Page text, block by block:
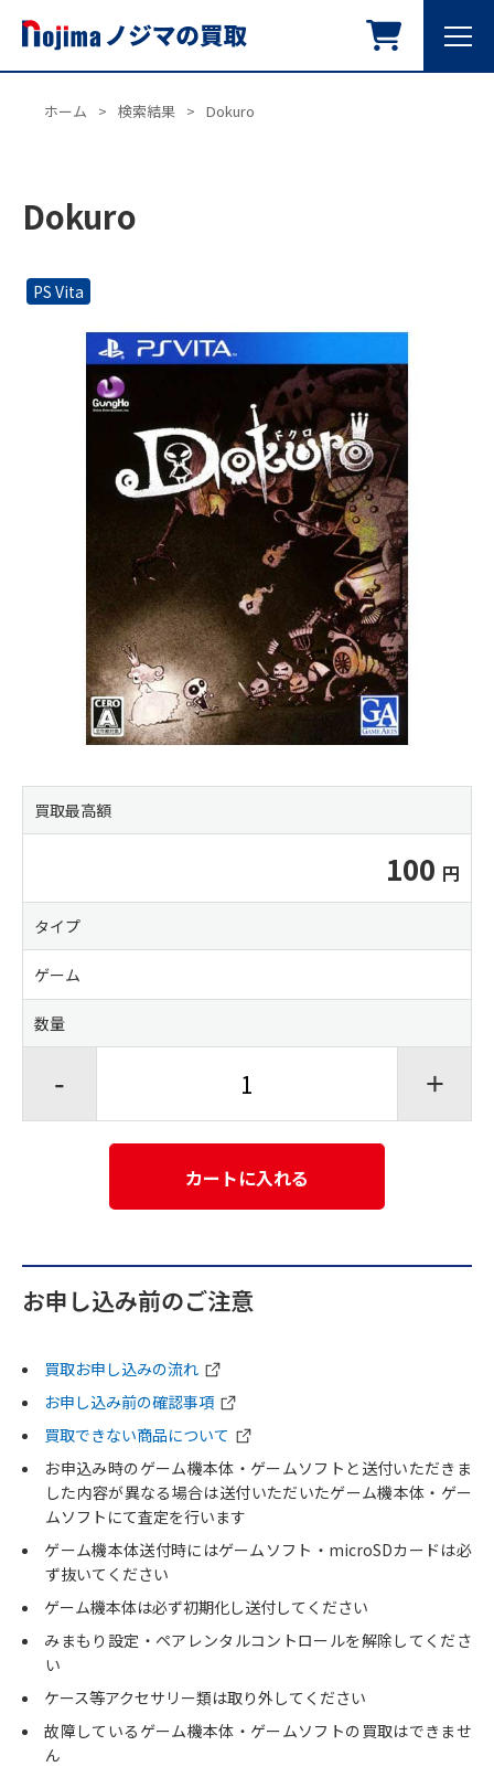
ホーム > 検索結果 > Dokuro
Dokuro
PS Vita
買取最高額
100
タイプ
ゲーム
数量
- +
カートに入れる
お申し込み前のご注意
買取お申し込みの流れ
お申し込み前の確認事項
買取できない商品について
お申込み時のゲーム機本体・ゲームソフトと送付いただきま
した内容が異なる場合は送付いただいたゲーム機本体・ゲー
ムソフトにて査定を行います
ゲーム機本体送付時にはゲームソフト・microSDカードは必
ず抜いてください
ゲーム機本体は必ず初期化し送付してください
みまもり設定・ペアレンタルコントロールを解除してくださ
い
ケース等アクセサリー類は取り外してください
故障しているゲーム機本体・ゲームソフトの買取はできませ
ん